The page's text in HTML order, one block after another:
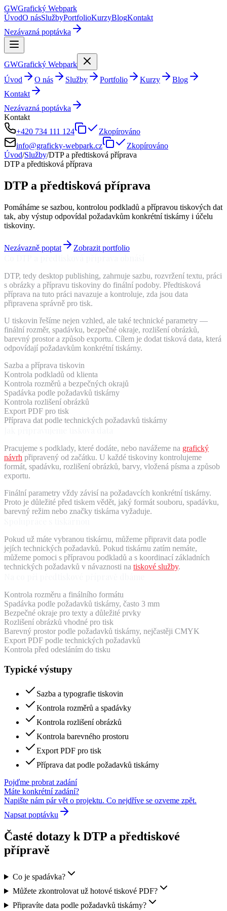
GWGrafický Webpark
ÚvodO násSlužbyPortfolioKurzyBlogKontakt
Nezávazná poptávka
GWGrafický Webpark
Úvod
O nás Služby Portfolio Kurzy
Blog
Kontakt
Nezávazná poptávka
Kontakt
+420 734 111 124
Zkopírováno
info@graficky-webpark.cz
Zkopírováno
Úvod/Služby/DTP a předtisková příprava
DTP a předtisková příprava
DTP a předtisková příprava
Pomáháme se sazbou, kontrolou podkladů a přípravou tiskových dat
tak, aby výstup odpovídal požadavkům konkrétní tiskárny i účelu
tiskoviny.
Nezávazně poptat Zobrazit portfolio
DTP, tedy desktop publishing, zahrnuje sazbu, rozvržení textu, práci
s obrázky a přípravu tiskoviny do finální podoby. Předtisková
příprava na tuto práci navazuje a kontroluje, zda jsou data
připravena správně pro tisk.
U tiskovin řešíme nejen vzhled, ale také technické parametry —
finální rozměr, spadávku, bezpečné okraje, rozlišení obrázků,
barevný prostor a způsob exportu. Cílem je dodat tisková data, která
odpovídají požadavkům konkrétní tiskárny.
Sazba a příprava tiskovin
Kontrola podkladů od klienta
Kontrola rozměrů a bezpečných okrajů
Spadávka podle požadavků tiskárny
Kontrola rozlišení obrázků
Export PDF pro tisk
Příprava dat podle technických požadavků tiskárny
Pracujeme s podklady, které dodáte, nebo navážeme na grafický
návrh připravený od začátku. U každé tiskoviny kontrolujeme
formát, spadávku, rozlišení obrázků, barvy, vložená písma a způsob
exportu.
Finální parametry vždy závisí na požadavcích konkrétní tiskárny.
Proto je důležité před tiskem vědět, jaký formát souboru, spadávku,
barevný režim nebo značky tiskárna vyžaduje.
Pokud už máte vybranou tiskárnu, můžeme připravit data podle
jejích technických požadavků. Pokud tiskárnu zatím nemáte,
můžeme pomoci s přípravou podkladů a s koordinací základních
technických požadavků v návaznosti na tiskové služby.
Kontrola rozměru a finálního formátu
Spadávka podle požadavků tiskárny, často 3 mm
Bezpečné okraje pro texty a důležité prvky
Rozlišení obrázků vhodné pro tisk
Barevný prostor podle požadavků tiskárny, nejčastěji CMYK
Export PDF podle technických požadavků
Kontrola před odesláním do tisku
Typické výstupy
Sazba a typografie tiskovin
Kontrola rozměrů a spadávky
Kontrola rozlišení obrázků
Kontrola barevného prostoru
Export PDF pro tisk
Příprava dat podle požadavků tiskárny
Pojďme probrat zadání
Máte konkrétní zadání?
Napište nám pár vět o projektu. Co nejdříve se ozveme zpět.
Napsat poptávku
Časté dotazy k DTP a předtiskové
přípravě
Co je spadávka?
Můžete zkontrolovat už hotové tiskové PDF?
Připravíte data podle požadavků tiskárny?